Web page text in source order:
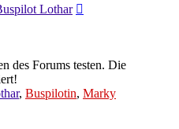
Lothar
des Forums testen. Die
, Buspilotin, Marky